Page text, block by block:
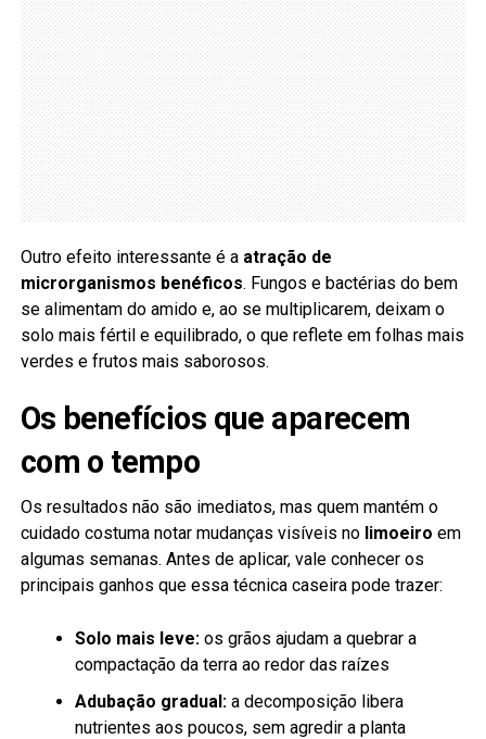
Outro efeito interessante é a atração de
microrganismos benéficos. Fungos e bactérias do bem
se alimentam do amido e, ao se multiplicarem, deixam o
solo mais fértil e equilibrado, o que reflete em folhas mais
verdes e frutos mais saborosos.
Os benefícios que aparecem
com o tempo
Os resultados não são imediatos, mas quem mantém o
cuidado costuma notar mudanças visíveis no limoeiro em
algumas semanas. Antes de aplicar, vale conhecer os
principais ganhos que essa técnica caseira pode trazer:
Solo mais leve:os grãos ajudam a quebrar a
compactação da terra ao redor das raízes
Adubação gradual:a decomposição libera
nutrientes aos poucos, sem agredir a planta